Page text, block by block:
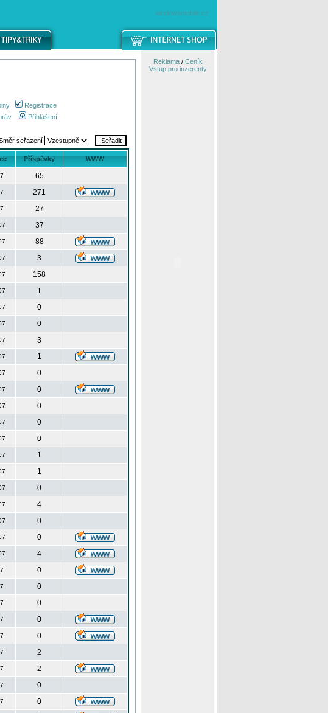
windowsmobile.cz
Registrace
Přihlášení
seřazení
Příspěvky WWW
65
271
27
37
88
3
158
1
0
0
3
1
0
0
0
0
0
1
1
0
4
0
0
4
0
0
0
0
0
2
2
0
0
Reklama/ Ceník
Vstup pro inzerenty